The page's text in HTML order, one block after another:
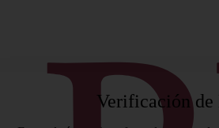
Verificación de